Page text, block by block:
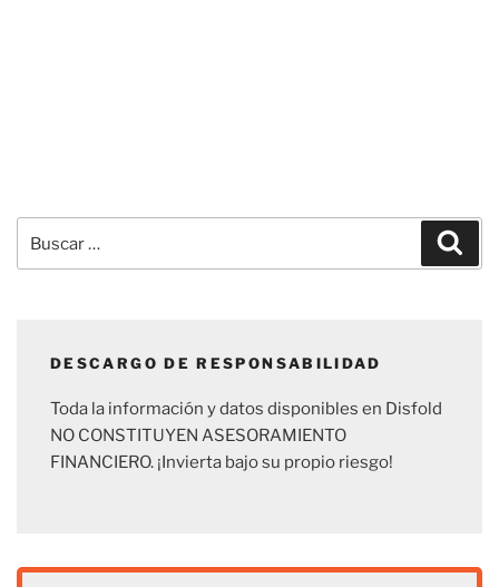
por:
DESCARGO DE RESPONSABILIDAD
Toda la información y datos disponibles en Disfold
NO CONSTITUYEN ASESORAMIENTO
FINANCIERO. ¡Invierta bajo su propio riesgo!